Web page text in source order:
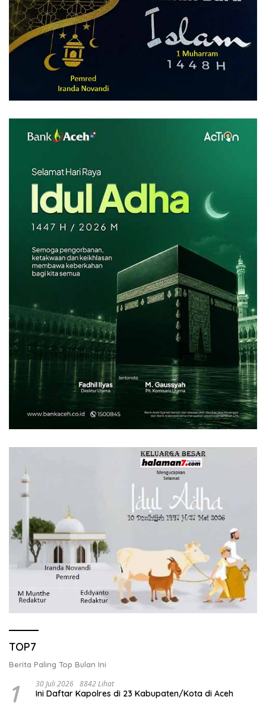
TOP7
Berita Paling Top Bulan Ini
1 30 Juli 2026 8842 Lihat
Ini Daftar Kapolres di 23 Kabupaten/Kota di Aceh